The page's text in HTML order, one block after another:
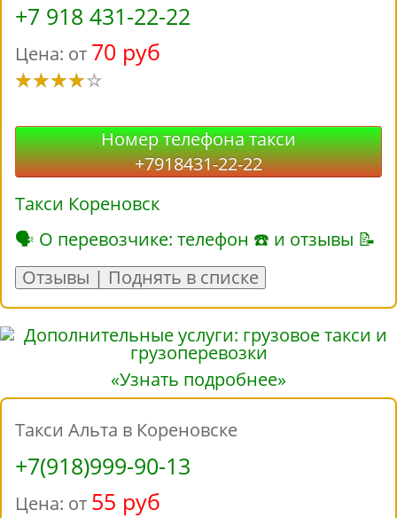
+7 918 431-22-22
Цена: от 70 руб
Номер телефона такси
+7918431-22-22
Такси Кореновск
🗣 О перевозчике: телефон ☎ и отзывы 📝
Отзывы | Поднять в списке
«Узнать подробнее»
Такси Альта в Кореновске
+7(918)999-90-13
Цена: от 55 руб